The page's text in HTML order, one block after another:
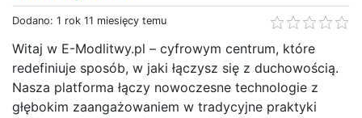
Dodano: 1 rok 11 miesięcy temu
Witaj w E-Modlitwy.pl – cyfrowym centrum, które
redefiniuje sposób, w jaki łączysz się z duchowością.
Nasza platforma łączy nowoczesne technologie z
głębokim zaangażowaniem w tradycyjne praktyki